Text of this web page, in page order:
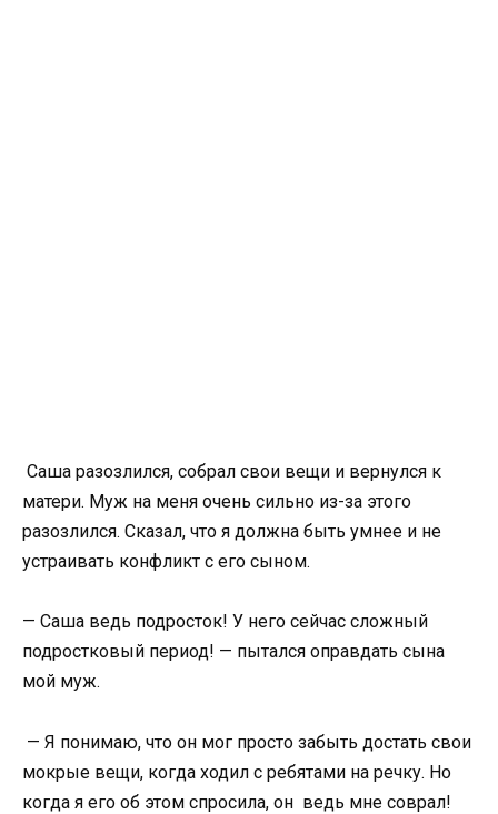
Саша разозлился, собрал свои вещи и вернулся к
матери. Муж на меня очень сильно из-за этого
разозлился. Сказал, что я должна быть умнее и не
устраивать конфликт с его сыном.
— Саша ведь подросток! У него сейчас сложный
подростковый период! — пытался оправдать сына
мой муж.
— Я понимаю, что он мог просто забыть достать свои
мокрые вещи, когда ходил с ребятами на речку. Но
когда я его об этом спросила, он ведь мне соврал!